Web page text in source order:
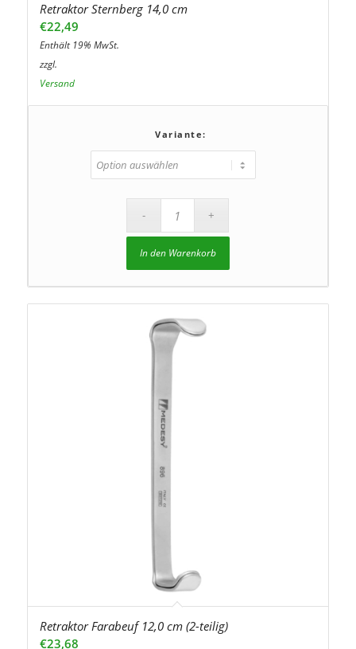
Retraktor Sternberg 14,0 cm
€22,49
Enthält 19% MwSt.
zzgl.
Versand
Variante:
In den Warenkorb
Retraktor Farabeuf 12,0 cm (2-teilig)
€23,68